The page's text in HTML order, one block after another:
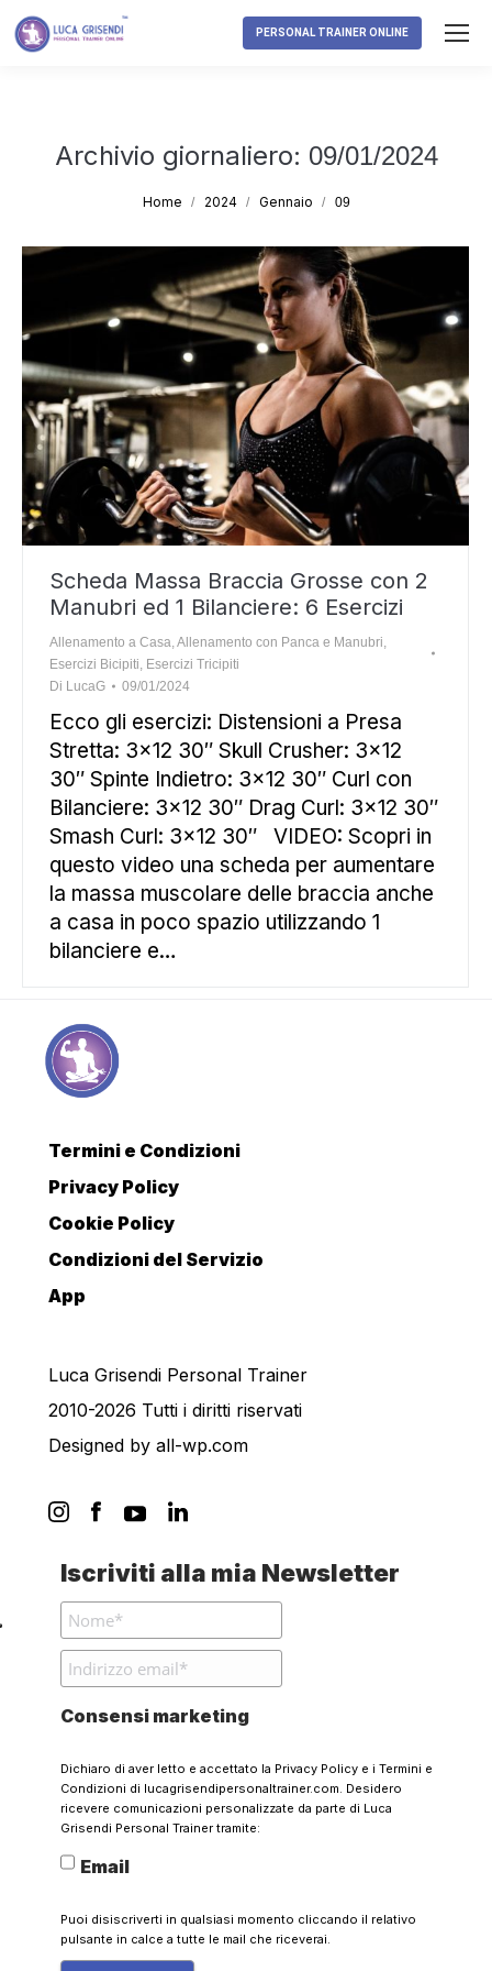
PERSONAL TRAINER ONLINE
Archivio giornaliero: 09/01/2024
Tu sei qui:
Home 2024 Gennaio 09
Scheda Massa Braccia Grosse con 2
Manubri ed 1 Bilanciere: 6 Esercizi
Allenamento a Casa,Allenamento con Panca e Manubri,
Esercizi Bicipiti, Esercizi Tricipiti
Di LucaG 09/01/2024
Ecco gli esercizi: Distensioni a Presa
Stretta: 3×12 30″ Skull Crusher: 3×12
30″ Spinte Indietro: 3×12 30″ Curl con
Bilanciere: 3×12 30″ Drag Curl: 3×12 30″
Smash Curl: 3×12 30″ VIDEO: Scopri in
questo video una scheda per aumentare
la massa muscolare delle braccia anche
a casa in poco spazio utilizzando 1
bilanciere e…
Termini e Condizioni
Privacy Policy
Cookie Policy
Condizioni del Servizio
App
Luca Grisendi Personal Trainer
2010-2026 Tutti i diritti riservati
Designed by all-wp.com
Iscriviti alla mia Newsletter
Consensi marketing
Dichiaro di aver letto e accettato la Privacy Policye i Termini e
Condizioni di lucagrisendipersonaltrainer.com. Desidero
ricevere comunicazioni personalizzate da parte di Luca
Grisendi Personal Trainer tramite:
Email
Puoi disiscriverti in qualsiasi momento cliccando il relativo
pulsante in calce a tutte le mail che riceverai.